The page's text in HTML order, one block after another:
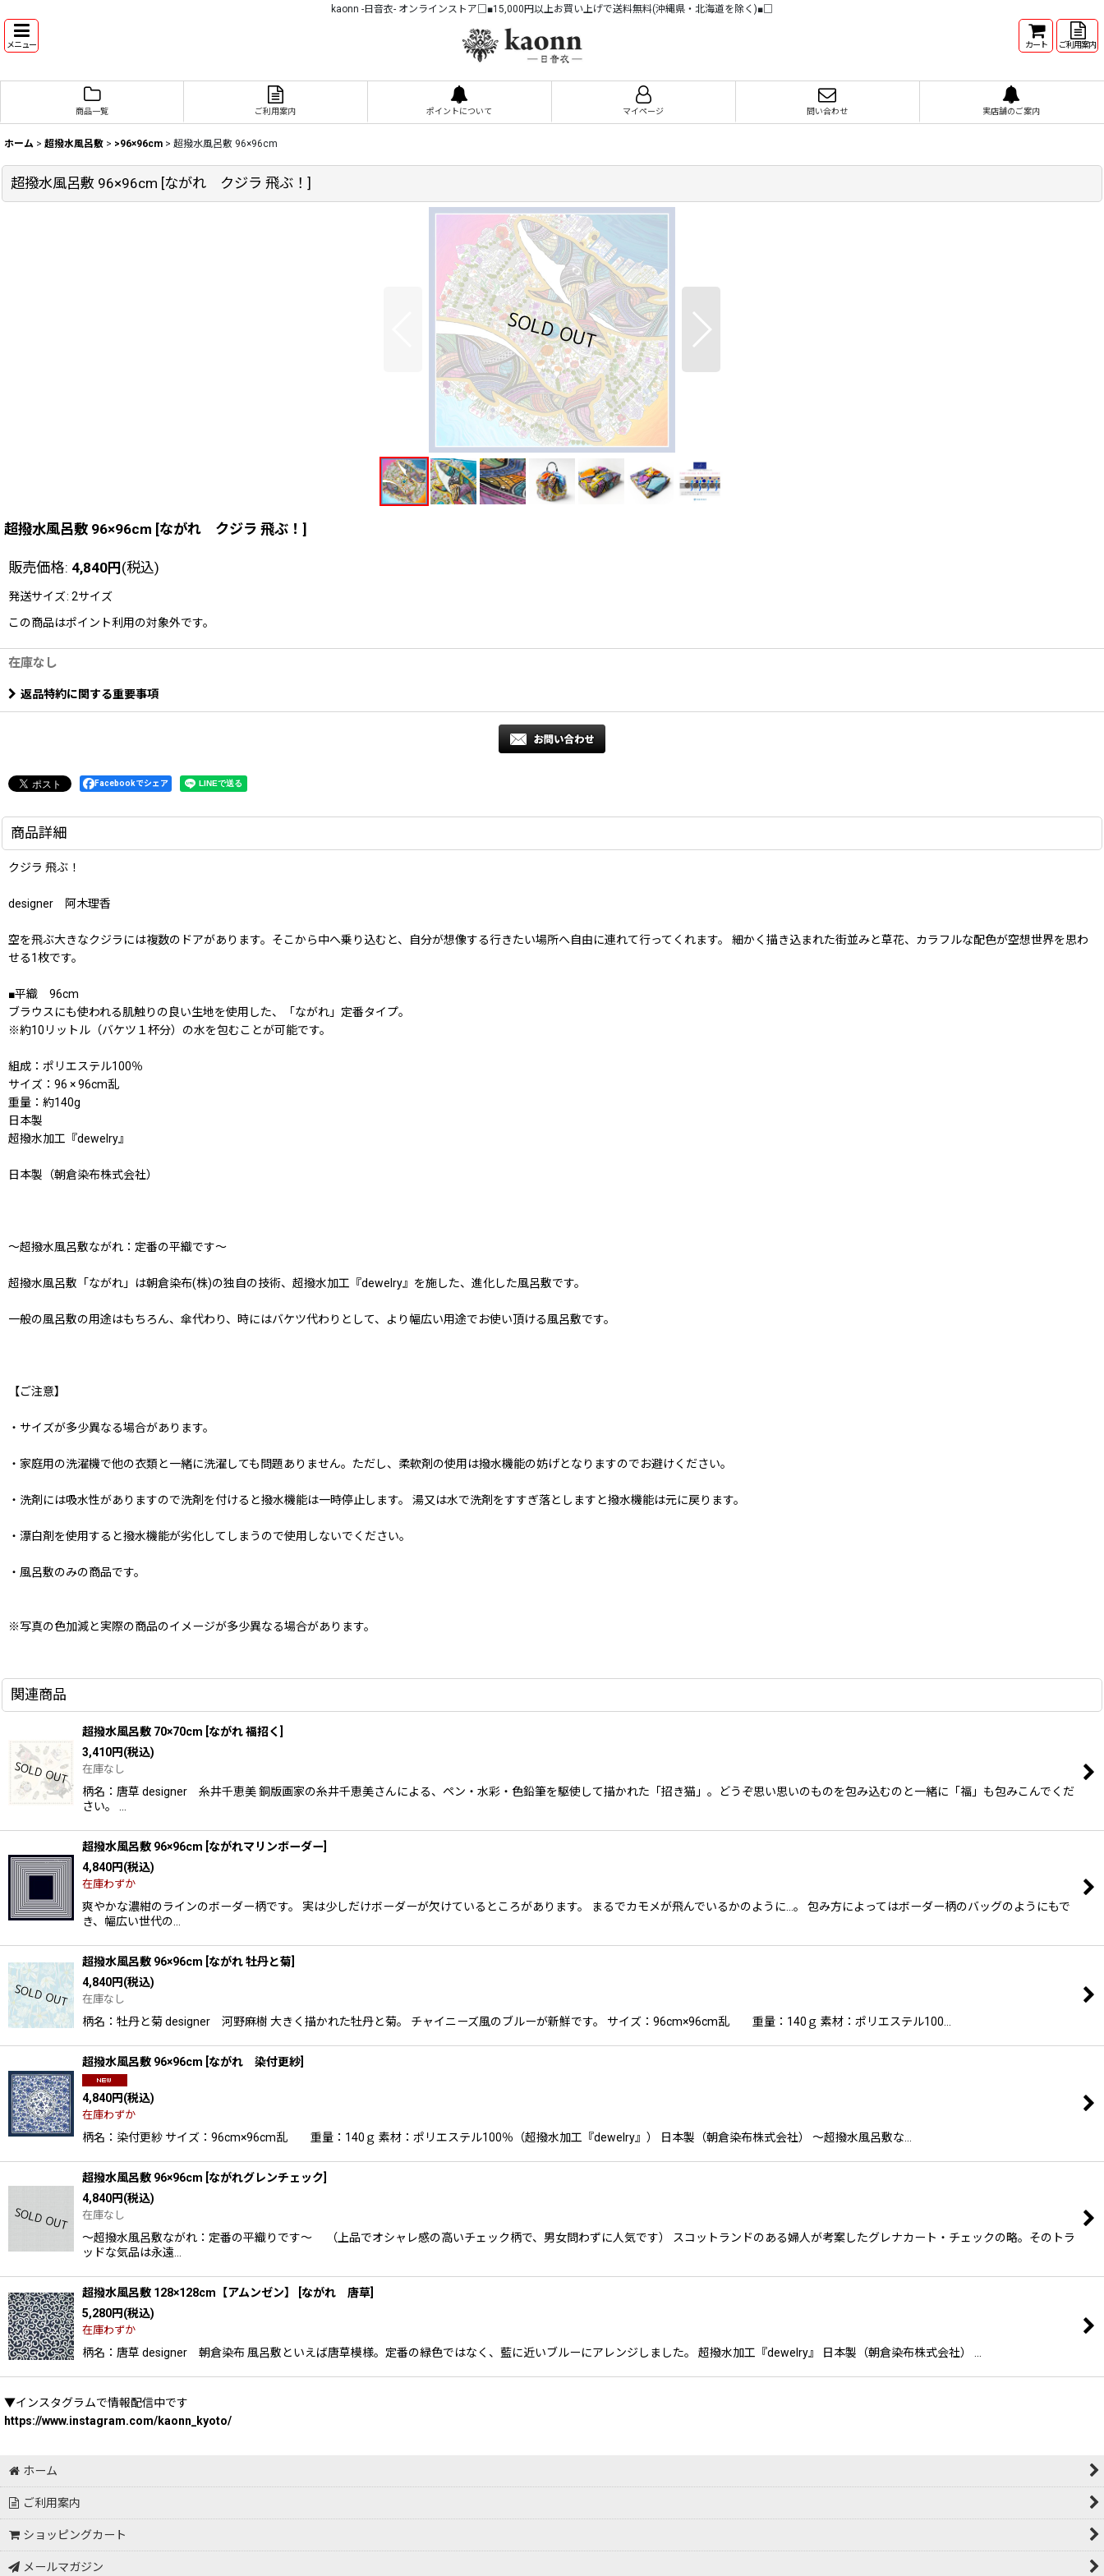
kaonn -日音衣- オンラインストア□■15,000円以上お買い上げで送料無料(沖縄県・北海道を除く)■□
メニュー カート ご利用案内
商品一覧 ご利用案内 ポイントについて マイページ 問い合わせ 実店舗のご案内
ホーム > 超撥水風呂敷 > >96×96cm > 超撥水風呂敷 96×96cm
超撥水風呂敷 96×96cm [ながれ クジラ 飛ぶ！ ]
超撥水風呂敷 96×96cm [ながれ クジラ 飛ぶ！ ]
販売価格: 4,840円(税込)
発送サイズ: 2サイズ
この商品はポイント利用の対象外です。
在庫なし
返品特約に関する重要事項
Facebookでシェア
商品詳細
クジラ 飛ぶ！
designer 阿木理香
空を飛ぶ大きなクジラには複数のドアがあります。そこから中へ乗り込むと、自分が想像する行きたい場所へ自由に連れて行ってくれます。 細かく描き込まれた街並みと草花、カラフルな配色が空想世界を思わ
せる1枚です。
■平織 96cm
ブラウスにも使われる肌触りの良い生地を使用した、「ながれ」定番タイプ。
※約10リットル（バケツ１杯分）の水を包むことが可能です。
組成：ポリエステル100％
サイズ：96 × 96cm乱
重量：約140g
日本製
超撥水加工『dewelry』
日本製（朝倉染布株式会社）
〜超撥水風呂敷ながれ：定番の平織です〜
超撥水風呂敷「ながれ」は朝倉染布(株)の独自の技術、超撥水加工『dewelry』を施した、進化した風呂敷です。
一般の風呂敷の用途はもちろん、傘代わり、時にはバケツ代わりとして、より幅広い用途でお使い頂ける風呂敷です。
【ご注意】
・サイズが多少異なる場合があります。
・家庭用の洗濯機で他の衣類と一緒に洗濯しても問題ありません。ただし、柔軟剤の使用は撥水機能の妨げとなりますのでお避けください。
・洗剤には吸水性がありますので洗剤を付けると撥水機能は一時停止します。 湯又は水で洗剤をすすぎ落としますと撥水機能は元に戻ります。
・漂白剤を使用すると撥水機能が劣化してしまうので使用しないでください。
・風呂敷のみの商品です。
※写真の色加減と実際の商品のイメージが多少異なる場合があります。
関連商品
超撥水風呂敷 70×70cm ながれ 福招く
3,410円(税込)
在庫なし
柄名：唐草 designer 糸井千恵美 銅版画家の糸井千恵美さんによる、ペン・水彩・色鉛筆を駆使して描かれた「招き猫」。どうぞ思い思いのものを包み込むのと一緒に「福」も包みこんでくだ
さい。 …
超撥水風呂敷 96×96cm ながれマリンボーダー
4,840円(税込)
在庫わずか
爽やかな濃紺のラインのボーダー柄です。 実は少しだけボーダーが欠けているところがあります。 まるでカモメが飛んでいるかのように…。 包み方によってはボーダー柄のバッグのようにもで
き、幅広い世代の…
超撥水風呂敷 96×96cm ながれ 牡丹と菊
4,840円(税込)
在庫なし
柄名：牡丹と菊 designer 河野麻樹 大きく描かれた牡丹と菊。 チャイニーズ風のブルーが新鮮です。 サイズ：96cm×96cm乱 重量：140ｇ 素材：ポリエステル100…
超撥水風呂敷 96×96cm ながれ 染付更紗
4,840円(税込)
在庫わずか
柄名：染付更紗 サイズ：96cm×96cm乱 重量：140ｇ 素材：ポリエステル100％（超撥水加工『dewelry』） 日本製（朝倉染布株式会社） 〜超撥水風呂敷な…
超撥水風呂敷 96×96cm ながれグレンチェック
4,840円(税込)
在庫なし
〜超撥水風呂敷ながれ：定番の平織りです〜 （上品でオシャレ感の高いチェック柄で、男女問わずに人気です） スコットランドのある婦人が考案したグレナカート・チェックの略。そのトラ
ッドな気品は永遠…
超撥水風呂敷 128×128cm【アムンゼン】 ながれ 唐草
5,280円(税込)
在庫わずか
柄名：唐草 designer 朝倉染布 風呂敷といえば唐草模様。定番の緑色ではなく、藍に近いブルーにアレンジしました。 超撥水加工『dewelry』 日本製（朝倉染布株式会社） …
▼インスタグラムで情報配信中です
https://www.instagram.com/kaonn_kyoto/
ホーム
ご利用案内
ショッピングカート
メールマガジン